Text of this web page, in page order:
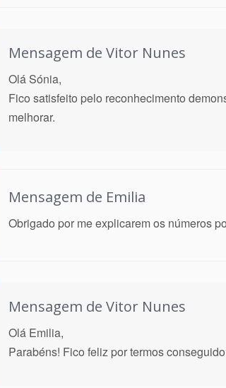
Mensagem de Vitor Nunes
Olá Sónia,
Fico satisfeito pelo reconhecimento
melhorar.
Mensagem de Emilia
Obrigado por me explicarem os números
Mensagem de Vitor Nunes
Olá Emilia,
Parabéns! Fico feliz por termos